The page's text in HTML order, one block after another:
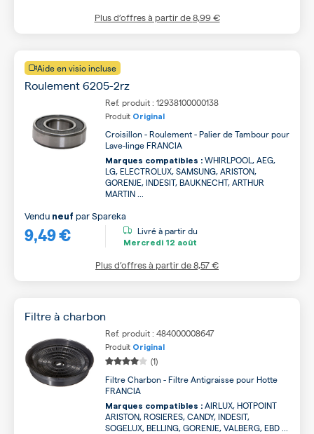
Plus d’offres à partir de8,99 €
Aide en visio incluse
Roulement 6205-2rz
Ref. produit : 12938100000138
Produit Original
Croisillon - Roulement - Palier de Tambour pour
Lave-linge FRANCIA
Marques compatibles : WHIRLPOOL, AEG,
LG, ELECTROLUX, SAMSUNG, ARISTON,
GORENJE, INDESIT, BAUKNECHT, ARTHUR
MARTIN ...
9,49 €
Vendu neuf parSpareka
Livré à partir du
Mercredi 12 août
Plus d’offres à partir de8,57 €
Filtre à charbon
Ref. produit : 484000008647
Produit Original
(1)
Filtre Charbon - Filtre Antigraisse pour Hotte
FRANCIA
Marques compatibles : AIRLUX, HOTPOINT
ARISTON, ROSIERES, CANDY, INDESIT,
SOGELUX, BELLING, GORENJE, VALBERG, EBD ...